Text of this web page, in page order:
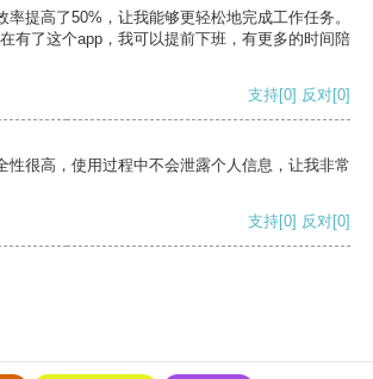
率提高了50%，让我能够更轻松地完成工作任务。
有了这个app，我可以提前下班，有更多的时间陪
支持[0] 反对[0]
性很高，使用过程中不会泄露个人信息，让我非常
支持[0] 反对[0]